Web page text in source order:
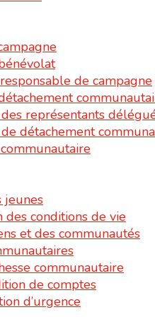
de campagne
représentants
détachement
jeunes
conditions de vie
et des communautés
communautaire
de comptes
d’urgence